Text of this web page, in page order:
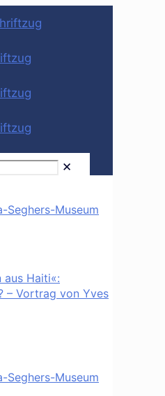
✕
Seghers-Museum
aus Haiti«:
– Vortrag von Yves
Seghers-Museum